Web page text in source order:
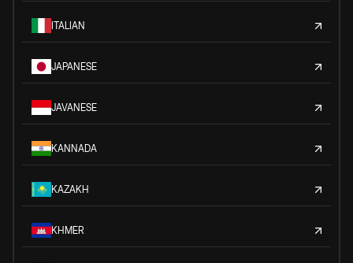
ITALIAN
JAPANESE
JAVANESE
KANNADA
KAZAKH
KHMER